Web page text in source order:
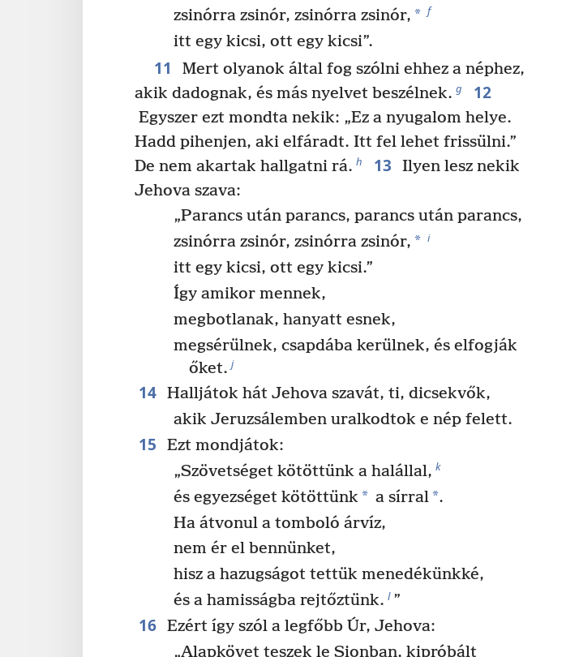
zsinórra zsinór, zsinórra zsinór, * f
itt egy kicsi, ott egy kicsi”.
11
Mert olyanok által fog szólni ehhez a néphez,
akik dadognak, és más nyelvet beszélnek. g 12
Egyszer ezt mondta nekik: „Ez a nyugalom helye.
Hadd pihenjen, aki elfáradt. Itt fel lehet frissülni.”
De nem akartak hallgatni rá. h 13
Ilyen lesz nekik
Jehova szava:
„Parancs után parancs, parancs után parancs,
zsinórra zsinór, zsinórra zsinór, * i
itt egy kicsi, ott egy kicsi.”
Így amikor mennek,
megbotlanak, hanyatt esnek,
megsérülnek, csapdába kerülnek, és elfogják
őket. j
14 Halljátok hát Jehova szavát, ti, dicsekvők,
akik Jeruzsálemben uralkodtok e nép felett.
15
Ezt mondjátok:
„Szövetséget kötöttünk a halállal, k
és egyezséget kötöttünk * a sírral*.
Ha átvonul a tomboló árvíz,
nem ér el bennünket,
hisz a hazugságot tettük menedékünkké,
és a hamisságba rejtőztünk. l ”
16 Ezért így szól a legfőbb Úr, Jehova:
„Alapkövet teszek le Sionban, kipróbált